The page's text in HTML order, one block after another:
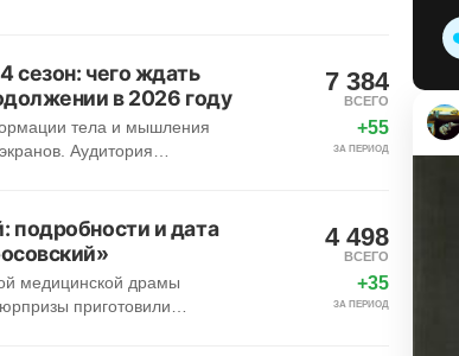
сезон: чего ждать
в 2026 году
тела и мышления
Аудитория…
7 384
ВСЕГО
+55
ЗА ПЕРИОД
подробности и дата
медицинской драмы
приготовили…
4 498
ВСЕГО
+35
ЗА ПЕРИОД